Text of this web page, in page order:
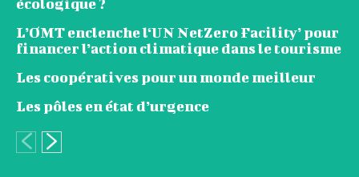
écologique ?
L’OMT enclenche l‘UN NetZero Facility’ pour
financer l’action climatique dans le tourisme
Les coopératives pour un monde meilleur
Les pôles en état d’urgence